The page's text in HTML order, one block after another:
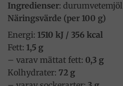
Ingredienser: durumvetemjöl
Näringsvärde (per 100 g)
Energi: 1510 kJ / 356 kcal
Fett: 1,5 g
– varav mättat fett: 0,3 g
Kolhydrater: 72 g